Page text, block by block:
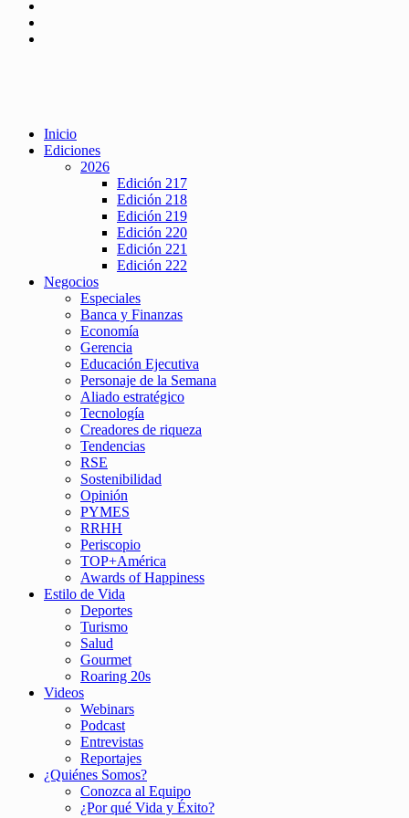
Inicio
Ediciones
2026
Edición 217
Edición 218
Edición 219
Edición 220
Edición 221
Edición 222
Negocios
Especiales
Banca y Finanzas
Economía
Gerencia
Educación Ejecutiva
Personaje de la Semana
Aliado estratégico
Tecnología
Creadores de riqueza
Tendencias
RSE
Sostenibilidad
Opinión
PYMES
RRHH
Periscopio
TOP+América
Awards of Happiness
Estilo de Vida
Deportes
Turismo
Salud
Gourmet
Roaring 20s
Videos
Webinars
Podcast
Entrevistas
Reportajes
¿Quiénes Somos?
Conozca al Equipo
¿Por qué Vida y Éxito?